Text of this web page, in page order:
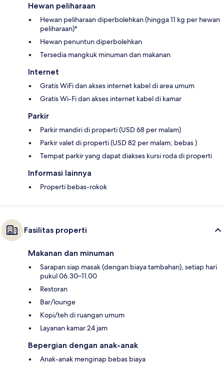
Hewan peliharaan
Hewan peliharaan diperbolehkan (hingga 11 kg per hewan
peliharaan)*
Hewan penuntun diperbolehkan
Tersedia mangkuk minuman dan makanan
Internet
Gratis WiFi dan akses internet kabel di area umum
Gratis Wi-Fi dan akses internet kabel di kamar
Parkir
Parkir mandiri di properti (USD 68 per malam)
Parkir valet di properti (USD 82 per malam; bebas )
Tempat parkir yang dapat diakses kursi roda di properti
Informasi lainnya
Properti bebas-rokok
Fasilitas properti
Makanan dan minuman
Sarapan siap masak (dengan biaya tambahan), setiap hari
pukul 06.30–11.00
Restoran
Bar/lounge
Kopi/teh di ruangan umum
Layanan kamar 24 jam
Bepergian dengan anak-anak
Anak-anak menginap bebas biaya